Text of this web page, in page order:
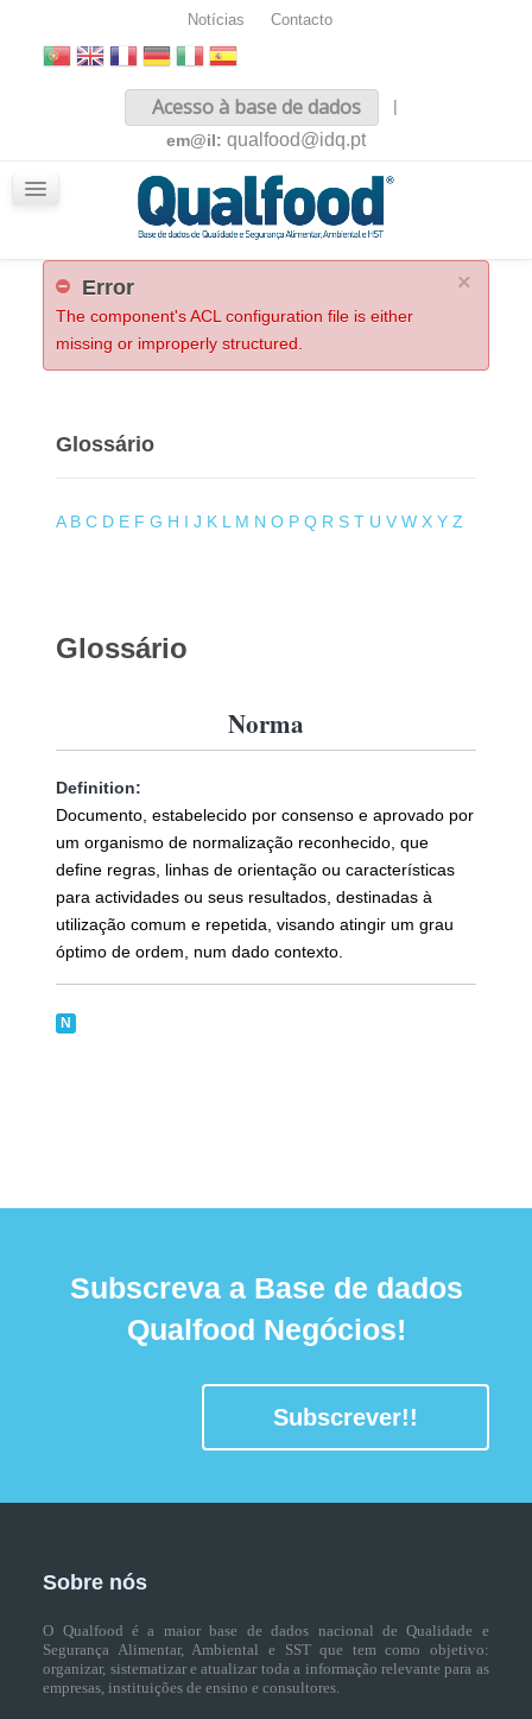
Notícias Contacto
Acesso à base de dados
|
em@il: qualfood@idq.pt
×
Error
The component's ACL configuration file is either
missing or improperly structured.
Glossário
A B C D E F G H I J K L M N O P Q R S T U V W X Y Z
Glossário
Norma
Definition:
Documento, estabelecido por consenso e aprovado por
um organismo de normalização reconhecido, que
define regras, linhas de orientação ou características
para actividades ou seus resultados, destinadas à
utilização comum e repetida, visando atingir um grau
óptimo de ordem, num dado contexto.
N
Subscreva a Base de dados
Qualfood Negócios!
Subscrever!!
Sobre nós
O Qualfood é a maior base de dados nacional de Qualidade e
Segurança Alimentar, Ambiental e SST que tem como objetivo:
organizar, sistematizar e atualizar toda a informação relevante para as
empresas, instituições de ensino e consultores.